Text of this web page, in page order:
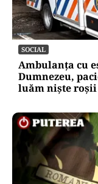
SOCIAL
Ambulanța cu
Dumnezeu,
luăm niște roșii